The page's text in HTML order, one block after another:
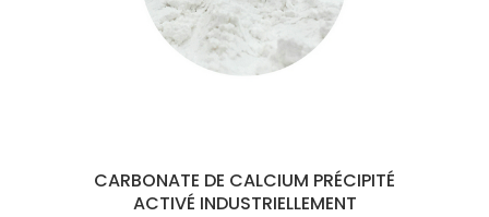
CARBONATE DE CALCIUM PRÉCIPITÉ
ACTIVÉ INDUSTRIELLEMENT